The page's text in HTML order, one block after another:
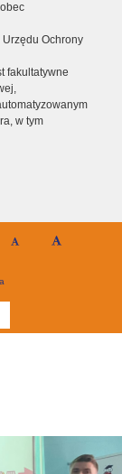
Ochrony
fakultatywne
w tym